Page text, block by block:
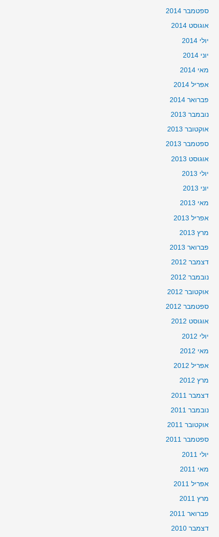
ספטמבר 2014
אוגוסט 2014
יולי 2014
יוני 2014
מאי 2014
אפריל 2014
פברואר 2014
נובמבר 2013
אוקטובר 2013
ספטמבר 2013
אוגוסט 2013
יולי 2013
יוני 2013
מאי 2013
אפריל 2013
מרץ 2013
פברואר 2013
דצמבר 2012
נובמבר 2012
אוקטובר 2012
ספטמבר 2012
אוגוסט 2012
יולי 2012
מאי 2012
אפריל 2012
מרץ 2012
דצמבר 2011
נובמבר 2011
אוקטובר 2011
ספטמבר 2011
יולי 2011
מאי 2011
אפריל 2011
מרץ 2011
פברואר 2011
דצמבר 2010